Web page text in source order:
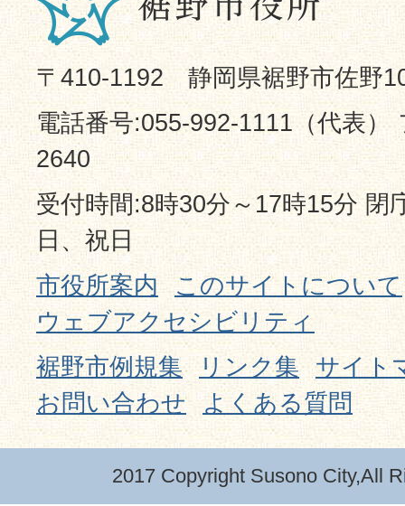
〒410-1192 静岡県裾野市佐野
電話番号:055-992-1111（代表）
2640
受付時間:8時30分～17時15分 閉
日、祝日
市役所案内
このサイトについて
ウェブアクセシビリティ
裾野市例規集
リンク集
サイト
お問い合わせ よくある質問
2017 Copyright Susono City,All